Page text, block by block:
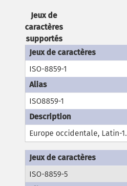
Jeux de
caractères
supportés
ISO-8859-1
ISO8859-1
Europe occidentale, Latin-1.
ISO-8859-5